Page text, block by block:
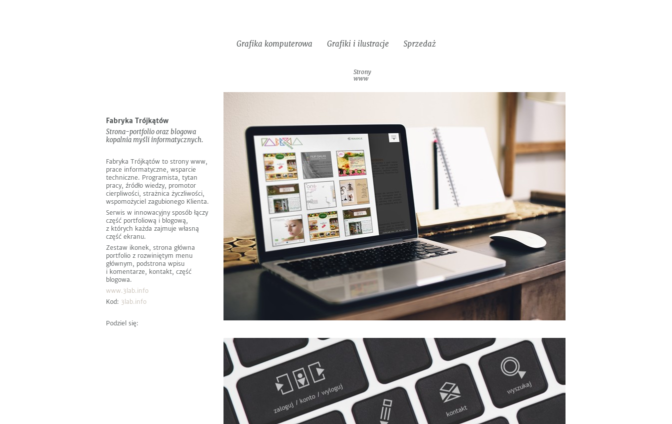
Grafika komputerowa Grafiki i ilustracje Sprzedaż
Identyfikacje
wizualne
Strony
www
Fabryka Trójkątów
Strona-portfolio oraz blogowa
kopalnia myśli informatycznych.
Fabryka Trójkątów to strony www,
prace informatyczne, wsparcie
techniczne. Programista, tytan
pracy, źródło wiedzy, promotor
cierpliwości, strażnica życzliwości,
wspomożyciel zagubionego Klienta.
Serwis w innowacyjny sposób łączy
część portfoliową i blogową,
z których każda zajmuje własną
część ekranu.
Zestaw ikonek, strona główna
portfolio z rozwiniętym menu
głównym, podstrona wpisu
i komentarze, kontakt, część
blogowa.
www.3lab.info
Kod: 3lab.info
Podziel się: